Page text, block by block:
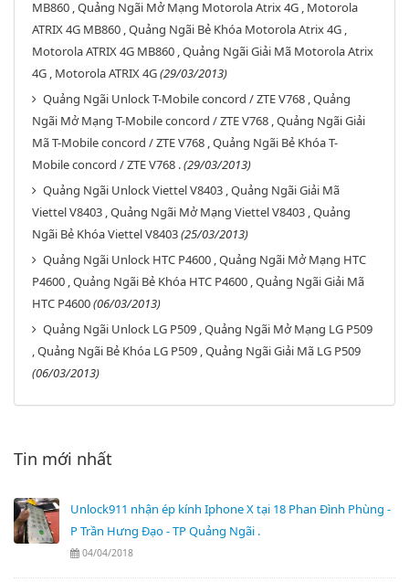
MB860 , Quảng Ngãi Mở Mạng Motorola Atrix 4G , Motorola
ATRIX 4G MB860 , Quảng Ngãi Bẻ Khóa Motorola Atrix 4G ,
Motorola ATRIX 4G MB860 , Quảng Ngãi Giải Mã Motorola Atrix
4G , Motorola ATRIX 4G(29/03/2013)
Quảng Ngãi Unlock T-Mobile concord / ZTE V768 , Quảng
Ngãi Mở Mạng T-Mobile concord / ZTE V768 , Quảng Ngãi Giải
Mã T-Mobile concord / ZTE V768 , Quảng Ngãi Bẻ Khóa T-
Mobile concord / ZTE V768 .(29/03/2013)
Quảng Ngãi Unlock Viettel V8403 , Quảng Ngãi Giải Mã
Viettel V8403 , Quảng Ngãi Mở Mạng Viettel V8403 , Quảng
Ngãi Bẻ Khóa Viettel V8403(25/03/2013)
Quảng Ngãi Unlock HTC P4600 , Quảng Ngãi Mở Mạng HTC
P4600 , Quảng Ngãi Bẻ Khóa HTC P4600 , Quảng Ngãi Giải Mã
HTC P4600(06/03/2013)
Quảng Ngãi Unlock LG P509 , Quảng Ngãi Mở Mạng LG P509
, Quảng Ngãi Bẻ Khóa LG P509 , Quảng Ngãi Giải Mã LG P509
(06/03/2013)
Tin mới nhất
Unlock911 nhận ép kính Iphone X tại 18 Phan Đình Phùng -
P Trần Hưng Đạo - TP Quảng Ngãi .
04/04/2018